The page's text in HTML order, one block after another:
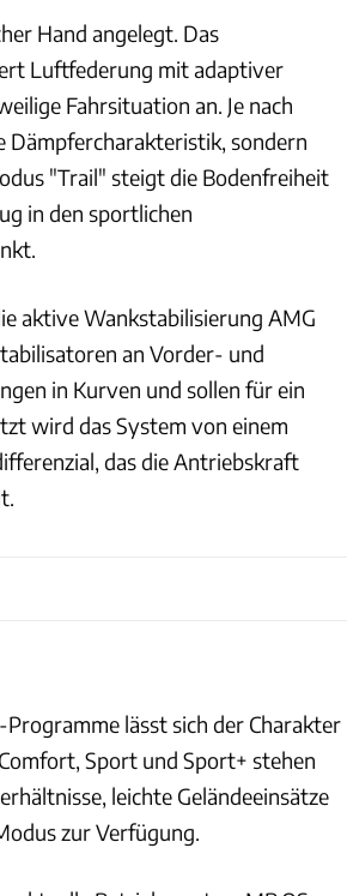
Hand angelegt. Das
Luftfederung mit adaptiver
Fahrsituation an. Je nach
Dämpfercharakteristik, sondern
"Trail" steigt die Bodenfreiheit
in den sportlichen
aktive Wankstabilisierung AMG
an Vorder- und
in Kurven und sollen für ein
wird das System von einem
das die Antriebskraft
lässt sich der Charakter
Sport und Sport+ stehen
leichte Geländeeinsätze
zur Verfügung.